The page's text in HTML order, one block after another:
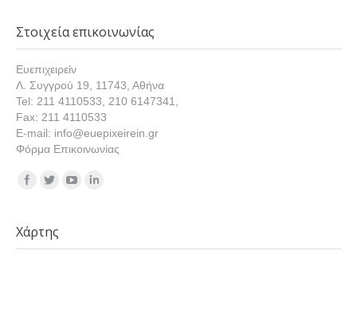
Στοιχεία επικοινωνίας
Ευεπιχειρείν
Λ. Συγγρού 19, 11743, Αθήνα
Tel: 211 4110533, 210 6147341,
Fax: 211 4110533
E-mail: info@euepixeirein.gr
Φόρμα Επικοινωνίας
Find us on:
Χάρτης